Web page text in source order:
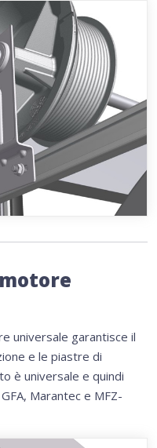
universale garantisce il
e le piastre di
è universale e quindi
Marantec e MFZ-